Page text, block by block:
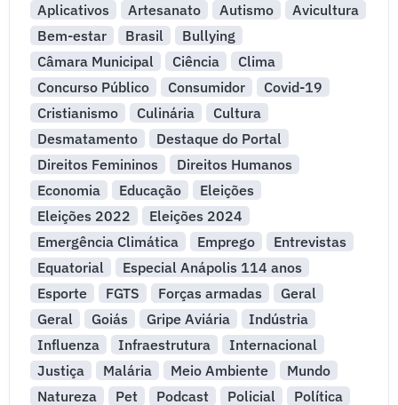
Aplicativos
Artesanato Autismo
Avicultura
Bem-estar
Brasil
Bullying
Câmara Municipal
Ciência
Clima
Concurso Público
Consumidor
Covid-19
Cristianismo
Culinária
Cultura
Desmatamento
Destaque do Portal
Direitos Femininos
Direitos Humanos
Economia
Educação
Eleições
Eleições 2022
Eleições 2024
Emergência Climática
Emprego
Entrevistas
Equatorial
Especial Anápolis 114 anos
Esporte
FGTS Forças armadas
Geral
Geral
Goiás Gripe Aviária
Indústria
Influenza
Infraestrutura
Internacional
Justiça
Malária Meio Ambiente
Mundo
Natureza
Pet Podcast Policial Política